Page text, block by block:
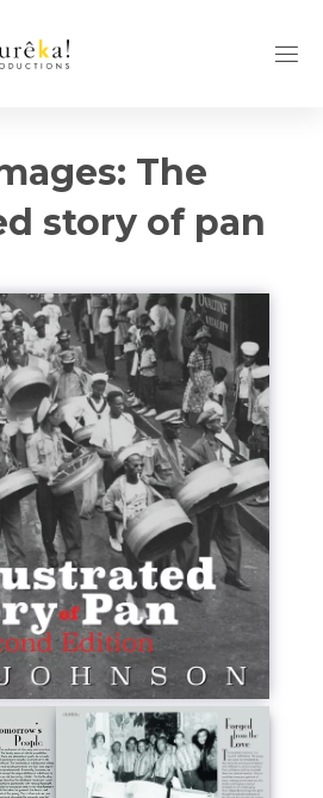
The
story of pan